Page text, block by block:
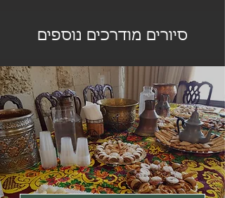
סיורים מודרכים נוספים